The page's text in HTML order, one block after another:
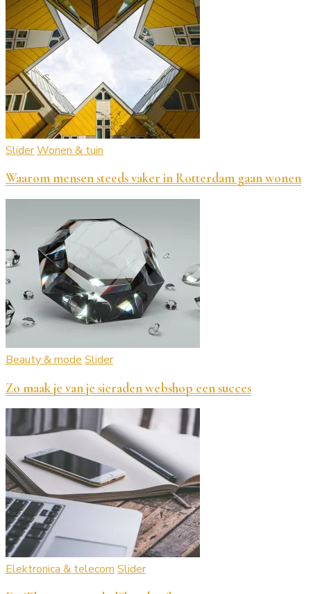
SliderWonen & tuin
Waarom mensen steeds vaker in Rotterdam gaan wonen
Beauty & mode Slider
Zo maak je van je sieraden webshop een succes
Elektronica & telecom Slider